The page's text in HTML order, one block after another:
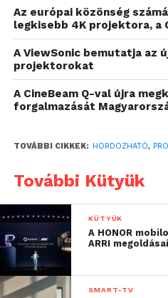
ViewSonic M1X-
kisméretű,
projektor,
áramforrás
használata nélkül
át;
Az európai közönség
legkisebb 4K projektora, a
A ViewSonic bemutatja az
projektorokat
A CineBeam Q-val újra
forgalmazását
TOVÁBBI CIKKEK: HORDOZHATÓ,
További Kütyük
KÜTYÜK
A HONOR
ARRI megoldásai
SMART-TV